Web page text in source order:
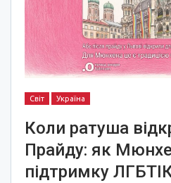
Світ Україна
Коли ратуша
Прайду: як
підтримку